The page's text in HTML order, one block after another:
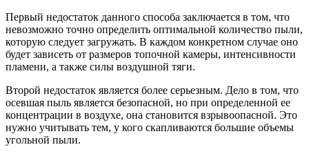
Первый недостаток данного способа заключается в том, что
невозможно точно определить оптимальной количество пыли,
которую следует загружать. В каждом конкретном случае оно
будет зависеть от размеров топочной камеры, интенсивности
пламени, а также силы воздушной тяги.
Второй недостаток является более серьезным. Дело в том, что
осевшая пыль является безопасной, но при определенной ее
концентрации в воздухе, она становится взрывоопасной. Это
нужно учитывать тем, у кого скапливаются большие объемы
угольной пыли.